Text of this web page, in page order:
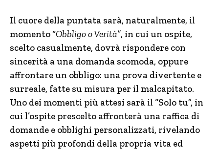
Il cuore della puntata sarà, naturalmente, il
momento “Obbligo o Verità”, in cui un ospite,
scelto casualmente, dovrà rispondere con
sincerità a una domanda scomoda, oppure
affrontare un obbligo: una prova divertente e
surreale, fatte su misura per il malcapitato.
Uno dei momenti più attesi sarà il “Solo tu”, in
cui l’ospite prescelto affronterà una raffica di
domande e obblighi personalizzati, rivelando
aspetti più profondi della propria vita ed